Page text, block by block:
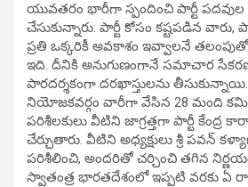
యువతరం భారీగా స్పందించి పార్టీ పదవుల
చేసుకున్నారు. పార్టీ కోసం కష్టపడిన వారు,
ప్రతి ఒక్కరికీ అవకాశం ఇవ్వాలనే తలంపుతో
ఇది. దీనికి అనుగుణంగానే సమాచార
పారదర్శకంగా దరఖాస్తులను తీసుకున్నాయి.
నియోజకవర్గం వారీగా వేసిన 28 మంది
పరిశీలకులు వీటిని జాగ్రత్తగా పార్టీ కేంద్ర
చేర్చుతారు. వీటిని అధ్యక్షులు శ్రీ పవన్
పరిశీలించి, అందరితో చర్చించి తగిన
స్వాతంత్ర భారతదేశంలో ఇప్పటి వరకు